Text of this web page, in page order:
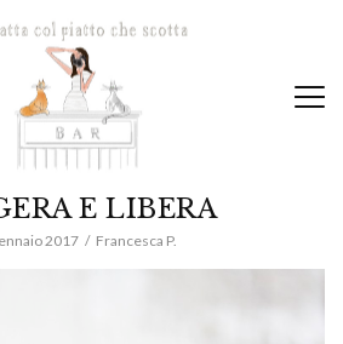
E LIBERA
2017 Francesca P.